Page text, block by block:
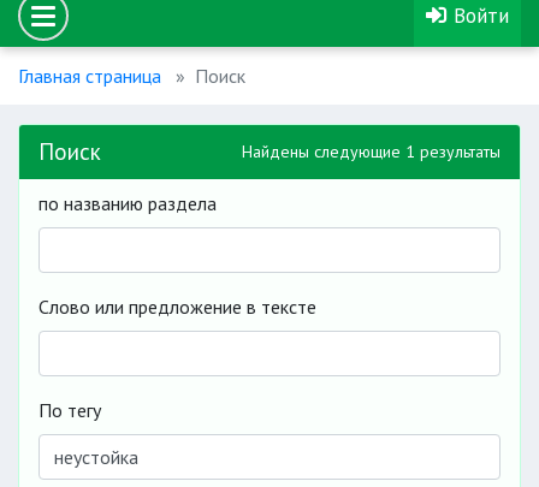
Войти
Главная страница Поиск
Поиск Найдены следующие 1 результаты
по названию раздела
Слово или предложение в тексте
По тегу